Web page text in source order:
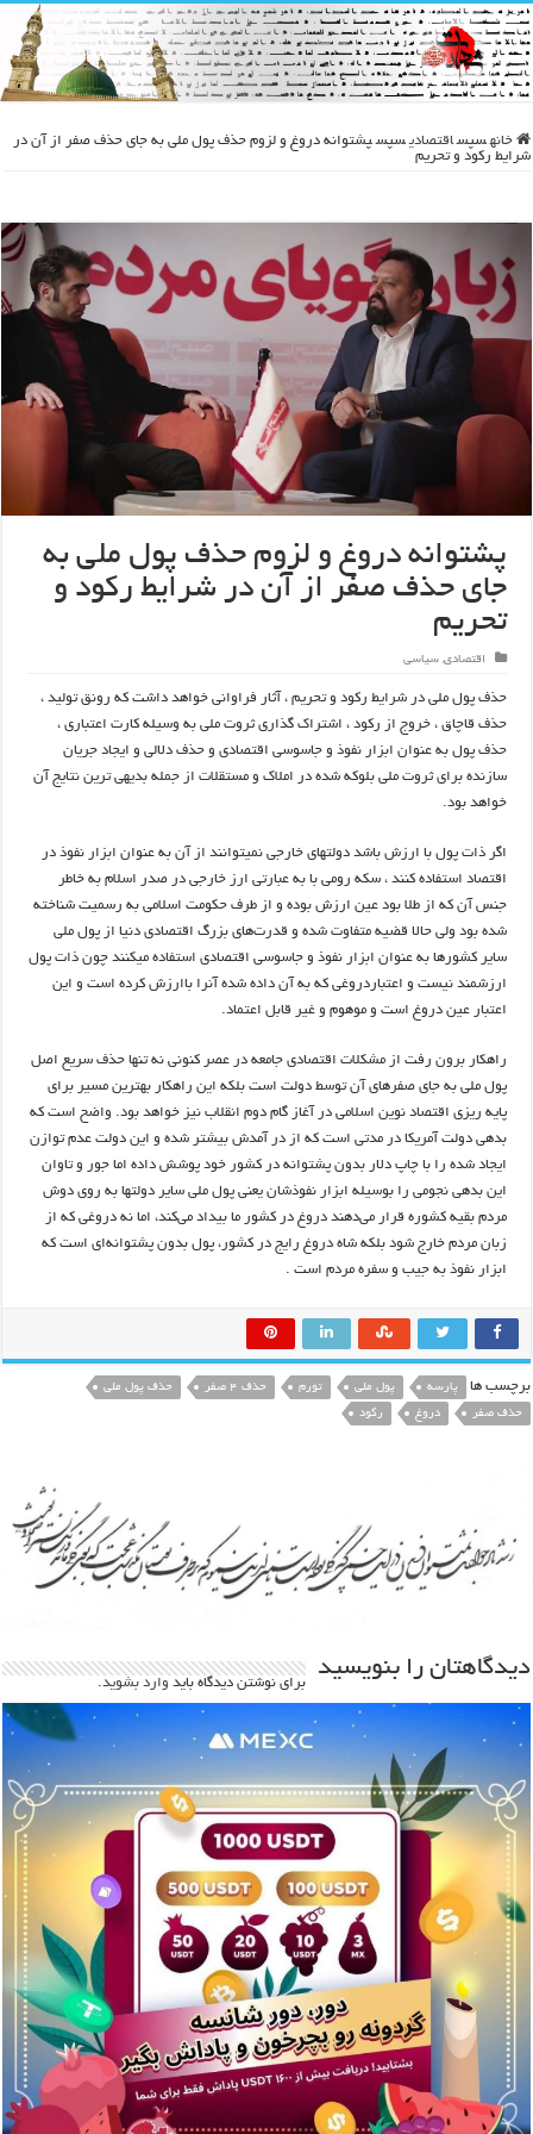
خانه سپس اقتصادی سپس پشتوانه دروغ و لزوم حذف پول ملی به جای حذف صفر از آن در
شرایط رکود و تحریم
پشتوانه دروغ و لزوم حذف پول ملی به
جای حذف صفر از آن در شرایط رکود و
تحریم
اقتصادی,سیاسی
حذف پول ملی در شرایط رکود و تحریم ، آثار فراوانی خواهد داشت که رونق تولید ،
حذف قاچاق ، خروج از رکود ، اشتراک گذاری ثروت ملی به وسیله کارت اعتباری ،
حذف پول به عنوان ابزار نفوذ و جاسوسی اقتصادی و حذف دلالی و ایجاد جریان
سازنده برای ثروت ملی بلوکه شده در املاک و مستقلات از جمله بدیهی ترین نتایج آن
خواهد بود.
اگر ذات پول با ارزش باشد دولتهای خارجی نمیتوانند از آن به عنوان ابزار نفوذ در
اقتصاد استفاده کنند ، سکه رومی با به عبارتی ارز خارجی در صدر اسلام به خاطر
جنس آن که از طلا بود عین ارزش بوده و از طرف حکومت اسلامی به رسمیت شناخته
شده بود ولی حالا قضیه متفاوت شده و قدرت‌های بزرگ اقتصادی دنیا از پول ملی
سایر کشورها به عنوان ابزار نفوذ و جاسوسی اقتصادی استفاده میکنند چون ذات پول
ارزشمند نیست و اعتباردروغی که به آن داده شده آنرا باارزش کرده است و این
اعتبار عین دروغ است و موهوم و غیر قابل اعتماد.
راهکار برون رفت از مشکلات اقتصادی جامعه در عصر کنونی نه تنها حذف سریع اصل
پول ملی به جای صفرهای آن توسط دولت است بلکه این راهکار بهترین مسیر برای
پایه ریزی اقتصاد نوین اسلامی در آغاز گام دوم انقلاب نیز خواهد بود. واضح است که
بدهی دولت آمریکا در مدتی است که از در آمدش بیشتر شده و این دولت عدم توازن
ایجاد شده را با چاپ دلار بدون پشتوانه در کشور خود پوشش داده اما جور و تاوان
این بدهی نجومی را بوسیله ابزار نفوذشان یعنی پول ملی سایر دولتها به روی دوش
مردم بقیه کشوره قرار می‌دهند دروغ در کشور ما بیداد می‌کند، اما نه دروغی که از
زبان مردم خارج شود بلکه شاه دروغ رایج در کشور، پول بدون پشتوانه‌ای است که
ابزار نفوذ به جیب و سفره مردم است .
برچسب ها پارسه پول ملی تورم حذف 4 صفر
حذف پول ملی
حذف صفر
دروغ رکود
دیدگاهتان را بنویسید
برای نوشتن دیدگاه باید وارد بشوید.